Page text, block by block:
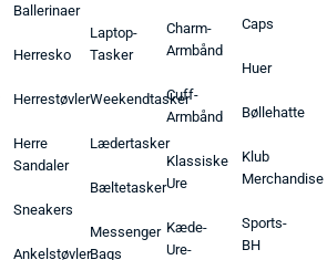
Ballerinaer
Herresko
Herrestøvler
Herre
Sandaler
Sneakers
Ankelstøvler
Laptop-
Tasker
Weekendtasker
Lædertasker
Bæltetasker
Messenger
Bags
Charm-
Armbånd
Cuff-
Armbånd
Klassiske
Ure
Kæde-
Ure-
Caps
Huer
Bøllehatte
Klub
Merchandise
Sports-
BH